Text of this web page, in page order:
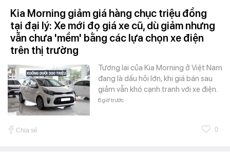
Kia Morning giảm giá hàng chục triệu đồng
tại đại lý: Xe mới đọ giá xe cũ, dù giảm nhưng
vẫn chưa 'mềm' bằng các lựa chọn xe điện
trên thị trường
Tương lai của Kia Morning ở Việt Nam
đang là dấu hỏi lớn, khi giá bán sau
giảm vẫn khó cạnh tranh với xe điện.
6 giờ trước
Chia sẻ 0